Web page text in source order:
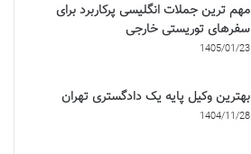
مهم ترین جملات انگلیسی پرکاربرد برای
سفرهای توریستی خارجی
1405/01/23
بهترین وکیل پایه یک دادگستری تهران
1404/11/28